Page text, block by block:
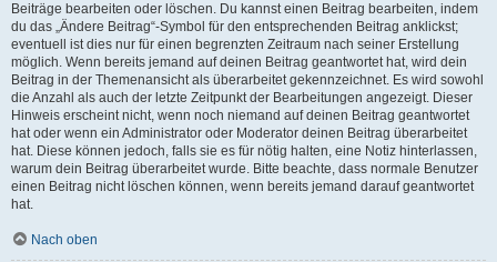
Beiträge bearbeiten oder löschen. Du kannst einen Beitrag bearbeiten, indem
du das „Ändere Beitrag“-Symbol für den entsprechenden Beitrag anklickst;
eventuell ist dies nur für einen begrenzten Zeitraum nach seiner Erstellung
möglich. Wenn bereits jemand auf deinen Beitrag geantwortet hat, wird dein
Beitrag in der Themenansicht als überarbeitet gekennzeichnet. Es wird sowohl
die Anzahl als auch der letzte Zeitpunkt der Bearbeitungen angezeigt. Dieser
Hinweis erscheint nicht, wenn noch niemand auf deinen Beitrag geantwortet
hat oder wenn ein Administrator oder Moderator deinen Beitrag überarbeitet
hat. Diese können jedoch, falls sie es für nötig halten, eine Notiz hinterlassen,
warum dein Beitrag überarbeitet wurde. Bitte beachte, dass normale Benutzer
einen Beitrag nicht löschen können, wenn bereits jemand darauf geantwortet
hat.
Nach oben